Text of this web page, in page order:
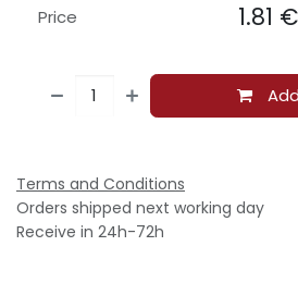
Price 1.81 €
Terms and Conditions
Orders shipped next working day
Receive in 24h-72h